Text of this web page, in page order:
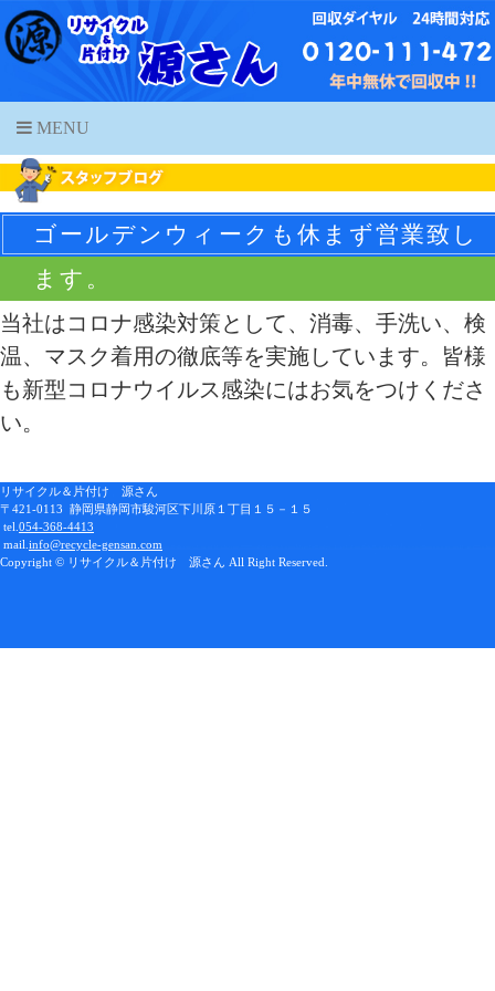
MENU
ゴールデンウィークも休まず営業致し
ます。
当社はコロナ感染対策として、消毒、手洗い、検
温、マスク着用の徹底等を実施しています。皆様
も新型コロナウイルス感染にはお気をつけくださ
い。
リサイクル＆片付け 源さん
〒421-0113 静岡県静岡市駿河区下川原１丁目１５－１５
tel. 054-368-4413
mail. info@recycle-gensan.com
Copyright © リサイクル＆片付け 源さん All Right Reserved.